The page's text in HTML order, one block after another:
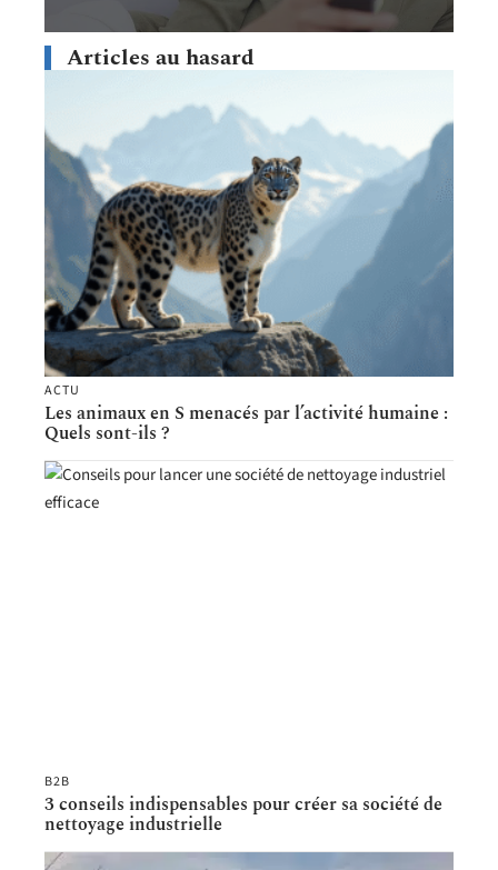
Articles au hasard
ACTU
Les animaux en S menacés par l’activité humaine :
Quels sont-ils ?
B2B
3 conseils indispensables pour créer sa société de
nettoyage industrielle